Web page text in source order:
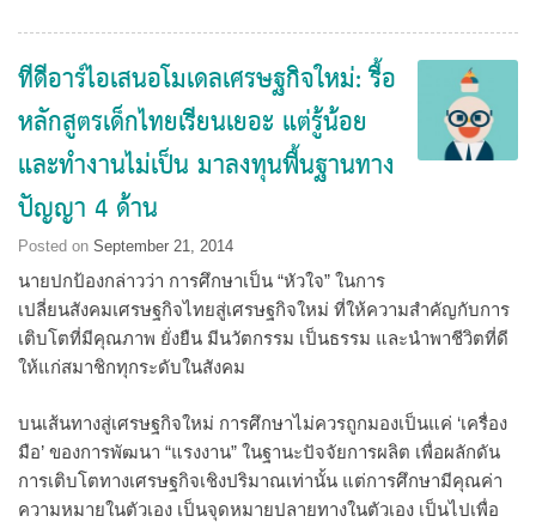
ทีดีอาร์ไอเสนอโมเดลเศรษฐกิจใหม่: รื้อ
หลักสูตรเด็กไทยเรียนเยอะ แต่รู้น้อย
และทำงานไม่เป็น มาลงทุนพื้นฐานทาง
ปัญญา 4 ด้าน
Posted on September 21, 2014
นายปกป้องกล่าวว่า การศึกษาเป็น “หัวใจ” ในการ
เปลี่ยนสังคมเศรษฐกิจไทยสู่เศรษฐกิจใหม่ ที่ให้ความสําคัญกับการ
เติบโตที่มีคุณภาพ ยั่งยืน มีนวัตกรรม เป็นธรรม และนําพาชีวิตที่ดี
ให้แก่สมาชิกทุกระดับในสังคม
บนเส้นทางสู่เศรษฐกิจใหม่ การศึกษาไม่ควรถูกมองเป็นแค่ ‘เครื่อง
มือ’ ของการพัฒนา “แรงงาน” ในฐานะปัจจัยการผลิต เพื่อผลักดัน
การเติบโตทางเศรษฐกิจเชิงปริมาณเท่านั้น แต่การศึกษามีคุณค่า
ความหมายในตัวเอง เป็นจุดหมายปลายทางในตัวเอง เป็นไปเพื่อ